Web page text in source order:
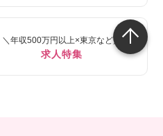
＼年収500万円以上×東京など／
求人特集